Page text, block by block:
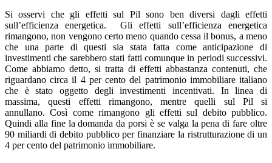
Si osservi che gli effetti sul Pil sono ben diversi dagli effetti
sull’efficienza energetica. Gli effetti sull’efficienza energetica
rimangono, non vengono certo meno quando cessa il bonus, a meno
che una parte di questi sia stata fatta come anticipazione di
investimenti che sarebbero stati fatti comunque in periodi successivi.
Come abbiamo detto, si tratta di effetti abbastanza contenuti, che
riguardano circa il 4 per cento del patrimonio immobiliare italiano
che è stato oggetto degli investimenti incentivati. In linea di
massima, questi effetti rimangono, mentre quelli sul Pil si
annullano. Così come rimangono gli effetti sul debito pubblico.
Quindi alla fine la domanda da porsi è se valga la pena di fare oltre
90 miliardi di debito pubblico per finanziare la ristrutturazione di un
4 per cento del patrimonio immobiliare.